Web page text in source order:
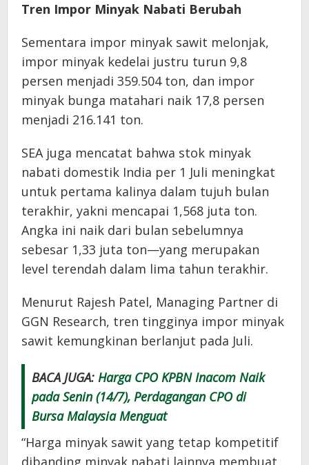
Tren Impor Minyak Nabati Berubah
Sementara impor minyak sawit melonjak,
impor minyak kedelai justru turun 9,8
persen menjadi 359.504 ton, dan impor
minyak bunga matahari naik 17,8 persen
menjadi 216.141 ton.
SEA juga mencatat bahwa stok minyak
nabati domestik India per 1 Juli meningkat
untuk pertama kalinya dalam tujuh bulan
terakhir, yakni mencapai 1,568 juta ton.
Angka ini naik dari bulan sebelumnya
sebesar 1,33 juta ton—yang merupakan
level terendah dalam lima tahun terakhir.
Menurut Rajesh Patel, Managing Partner di
GGN Research, tren tingginya impor minyak
sawit kemungkinan berlanjut pada Juli.
BACA JUGA: Harga CPO KPBN Inacom Naik
pada Senin (14/7), Perdagangan CPO di
Bursa Malaysia Menguat
“Harga minyak sawit yang tetap kompetitif